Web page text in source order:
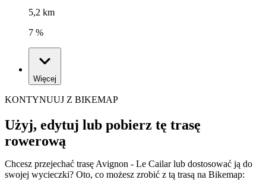
5,2 km
7 %
Więcej
KONTYNUUJ Z BIKEMAP
Użyj, edytuj lub pobierz tę trasę
rowerową
Chcesz przejechać trasę Avignon - Le Cailar lub dostosować ją do
swojej wycieczki? Oto, co możesz zrobić z tą trasą na Bikemap: